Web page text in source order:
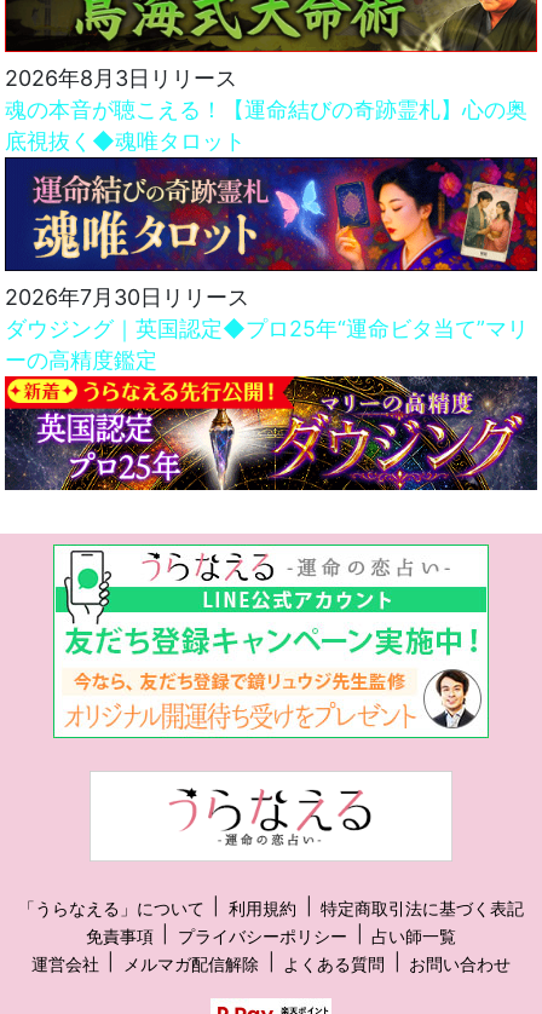
2026年8月3日リリース
魂の本音が聴こえる！【運命結びの奇跡霊札】心の奥
底視抜く◆魂唯タロット
2026年7月30日リリース
ダウジング｜英国認定◆プロ25年“運命ビタ当て”マリ
ーの高精度鑑定
「うらなえる」について 利用規約
特定商取引法に基づく表記
免責事項
プライバシーポリシー
占い師一覧
運営会社
メルマガ配信解除 よくある質問 お問い合わせ